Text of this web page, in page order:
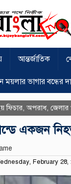
আন্তর্জাতিক
ময়লার ভাগার বন্ধের
ফিচার অপরাধ,
একজন
February 28,